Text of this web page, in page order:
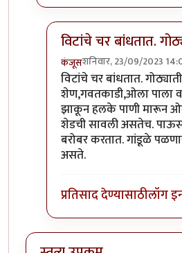
विटांचे चर बांधतात.
कंजूसशनिवार, 23/09/2023
In reply toगांडूळ खत
विटांचे चर बांधतात.
शेण,गवतकाडी,ओला पाला
झाकून हलके पाणी मारून
शेडची सावली असतेच.
बरोबर करतात. गांडूळे
असते.
प्रतिसाद देण्यासाठीलॉग